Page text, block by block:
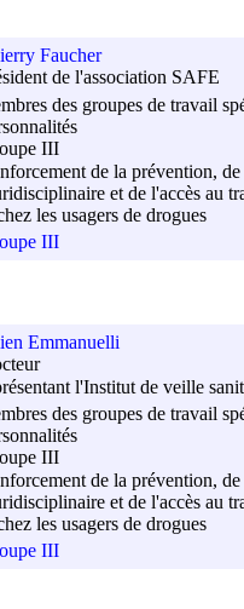
Faucher
de l'association SAFE
des groupes de travail
III
de la prévention,
et de l'accès au
les usagers de drogues
III
Emmanuelli
l'Institut de veille
des groupes de travail
III
de la prévention,
et de l'accès au
les usagers de drogues
III